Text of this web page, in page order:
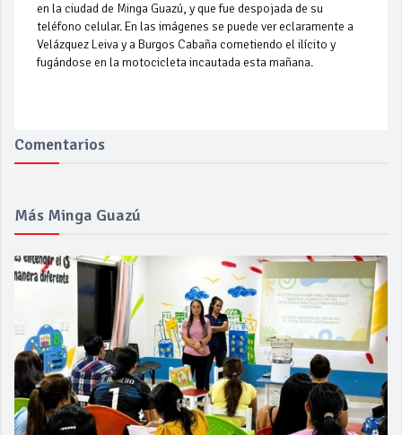
en la ciudad de Minga Guazú, y que fue despojada de su
teléfono celular. En las imágenes se puede ver eclaramente a
Velázquez Leiva y a Burgos Cabaña cometiendo el ilícito y
fugándose en la motocicleta incautada esta mañana.
Comentarios
Más Minga Guazú